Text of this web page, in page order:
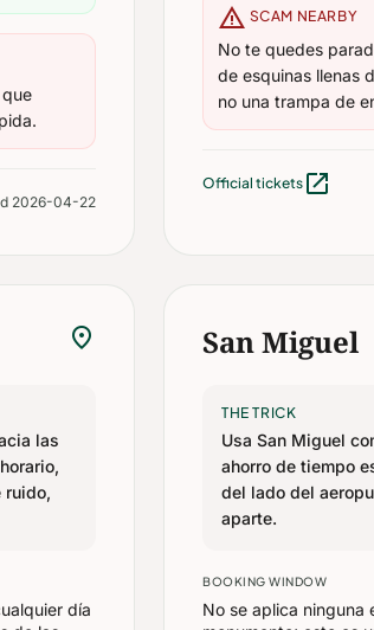
2026-04-22
warning SCAM NEARBY
No te quedes
de esquinas llenas
no una trampa de
Official tickets open_in_new
location_on
las
ruido,
día
San Miguel
THE TRICK
Usa San Miguel
ahorro de tiempo
del lado del
aparte.
BOOKING WINDOW
No se aplica ninguna